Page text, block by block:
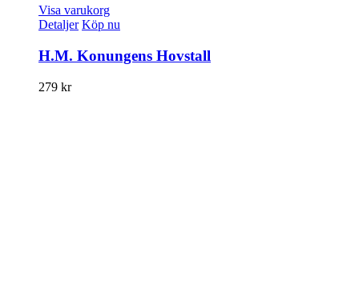
Visa varukorg
Detaljer Köp nu
H.M. Konungens Hovstall
279 kr